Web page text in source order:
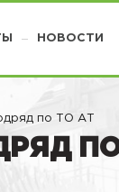
НОВОСТИ
по ТО АТ